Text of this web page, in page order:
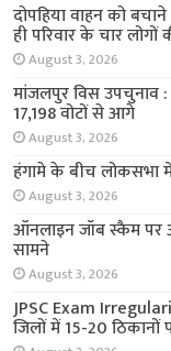
दोपहिया वाहन को
ही परिवार के चार लोगों
August 3, 2026
मांजलपुर विस उपचुनाव :
17,198 वोटों से आगे
August 3, 2026
हंगामे के बीच लोकसभा
August 3, 2026
ऑनलाइन जॉब स्कैम पर
सामने
August 3, 2026
JPSC Exam
जिलों में 15-20 ठिकानों